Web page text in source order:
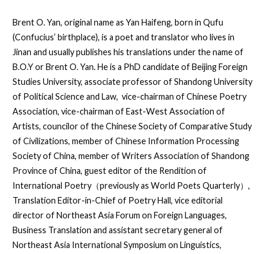
Brent O. Yan, original name as Yan Haifeng, born in Qufu
(Confucius’ birthplace), is a poet and translator who lives in
Jinan and usually publishes his translations under the name of
B.O.Y or Brent O. Yan. He is a PhD candidate of Beijing Foreign
Studies University, associate professor of Shandong University
of Political Science and Law, vice-chairman of Chinese Poetry
Association, vice-chairman of East-West Association of
Artists, councilor of the Chinese Society of Comparative Study
of Civilizations, member of Chinese Information Processing
Society of China, member of Writers Association of Shandong
Province of China, guest editor of the Rendition of
International Poetry（previously as World Poets Quarterly）,
Translation Editor-in-Chief of Poetry Hall, vice editorial
director of Northeast Asia Forum on Foreign Languages,
Business Translation and assistant secretary general of
Northeast Asia International Symposium on Linguistics,